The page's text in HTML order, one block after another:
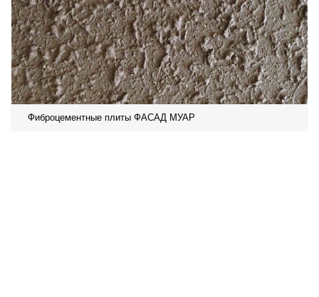
Фиброцементные плиты ФАСАД МУАР